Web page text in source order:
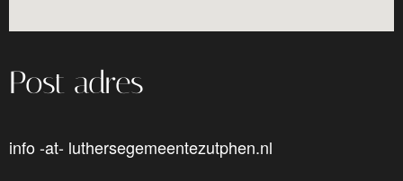
Post adres
info -at- luthersegemeentezutphen.nl